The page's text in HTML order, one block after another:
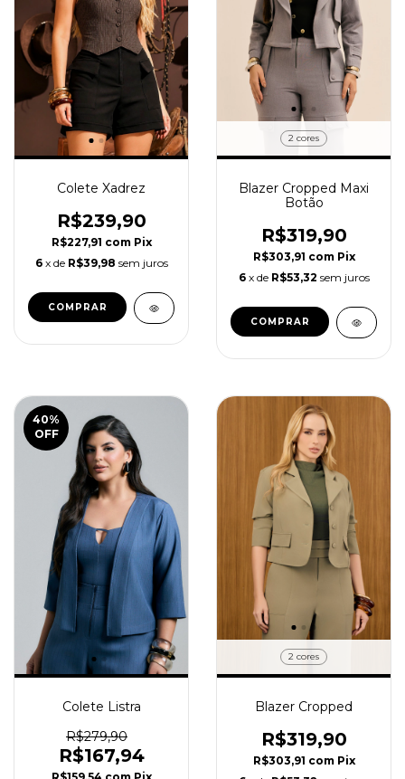
Colete Xadrez
R$239,90
R$227,91 com Pix
6 x de R$39,98 sem juros
COMPRAR
2 cores
Blazer Cropped Maxi
Botão
R$319,90
R$303,91 com Pix
6 x de R$53,32 sem juros
COMPRAR
40%
OFF
Colete Listra
R$279,90
R$167,94
2 cores
Blazer Cropped
R$319,90
R$303,91 com Pix